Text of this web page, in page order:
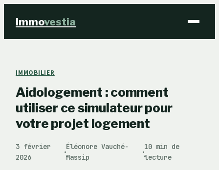
Immovestia
Immobilier
Business
Éducation & Emploi
IMMOBILIER
Aidologement : comment
utiliser ce simulateur pour
votre projet logement
3 février
2026
·
Éléonore Vauché-
Massip
·
10 min de
lecture